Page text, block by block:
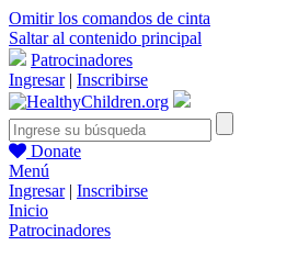
Omitir los comandos de cinta
Saltar al contenido principal
Patrocinadores
Ingresar| Inscribirse
Donate
Menú
Ingresar| Inscribirse
Inicio
Patrocinadores